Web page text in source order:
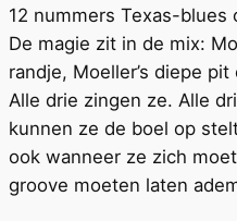
12 nummers Texas-blues
De magie zit in de mix:
randje, Moeller’s diepe
Alle drie zingen ze. Alle
kunnen ze de boel op
ook wanneer ze zich
groove moeten laten